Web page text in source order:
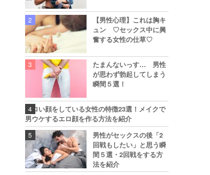
【男性心理】これは胸キ
ュン ♡セックス中に興
奮する女性の仕草♡
たまんないっす… 男性
が思わず勃起してしまう
瞬間５選！
エロい顔をしている女性の特徴23選！メイクで
男ウケするエロ顔を作る方法を紹介
男性がセックスの後「2
回戦もしたい」と思う瞬
間５選・2回戦をする方
法を紹介